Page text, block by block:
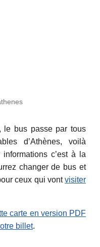
le bus passe par tous
d’Athènes, voilà
c’est à la
changer de bus et
ceux qui vontvisiter
carte en version PDF
billet.